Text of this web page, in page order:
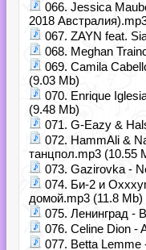
066. Jessica
2018
067. ZAYN feat.
068. Meghan
069. Camila
(9.03 Mb)
070. Enrique
(9.48 Mb)
071. G-Eazy &
072. HammAli &
танцпол.mp3 (10.55
073. Gazirovka -
074. Би-2 и
домой.mp3 (11.8 Mb)
075. Ленинград -
076. Celine Dion -
077. Betta Lemme